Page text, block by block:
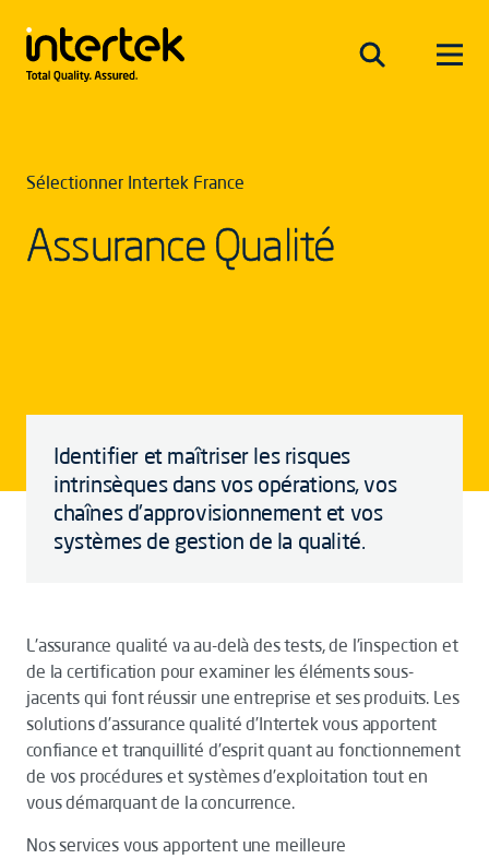
Sélectionner Intertek France
Assurance Qualité
Identifier et maîtriser les risques
intrinsèques dans vos opérations, vos
chaînes d'approvisionnement et vos
systèmes de gestion de la qualité.
L'assurance qualité va au-delà des tests, de l'inspection et
de la certification pour examiner les éléments sous-
jacents qui font réussir une entreprise et ses produits. Les
solutions d’assurance qualité d’Intertek vous apportent
confiance et tranquillité d’esprit quant au fonctionnement
de vos procédures et systèmes d’exploitation tout en
vous démarquant de la concurrence.
Nos services vous apportent une meilleure